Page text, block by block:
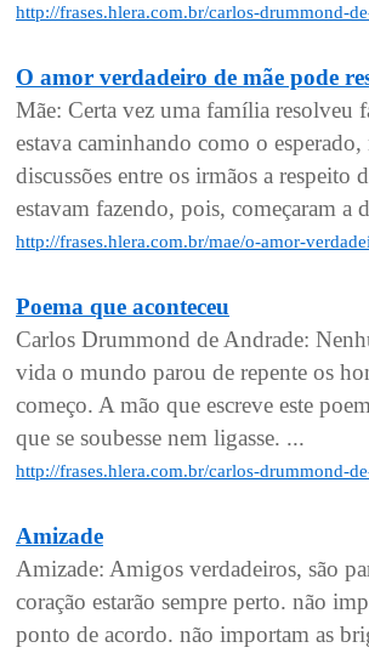
http://frases.hlera.com.br/carlos-drummond-
O amor verdadeiro de mãe pode
Mãe: Certa vez uma família resolveu
estava caminhando como o
discussões entre os irmãos a
estavam fazendo, pois, começaram
http://frases.hlera.com.br/mae/o-amor-
Poema que aconteceu
Carlos Drummond de Andrade:
vida o mundo parou de repente os
começo. A mão que escreve este
que se soubesse nem ligasse. ...
http://frases.hlera.com.br/carlos-drummond-
Amizade
Amizade: Amigos verdadeiros, são
coração estarão sempre perto. não
ponto de acordo. não importam as